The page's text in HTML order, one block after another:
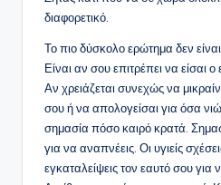
διαφορετικό.
Το πιο δύσκολο ερώτημα δεν
Είναι αν σου επιτρέπει να είσαι
Αν χρειάζεται συνεχώς να
σου ή να απολογείσαι για όσα
σημασία πόσο καιρό κρατά.
για να αναπνέεις. Οι υγιείς
εγκαταλείψεις τον εαυτό σου